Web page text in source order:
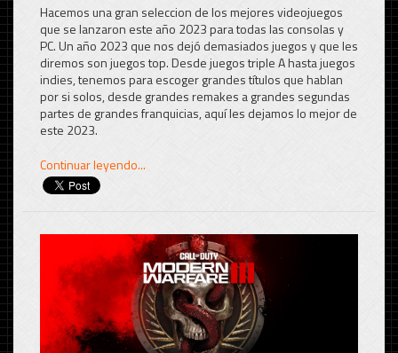
Hacemos una gran seleccion de los mejores videojuegos
que se lanzaron este año 2023 para todas las consolas y
PC. Un año 2023 que nos dejó demasiados juegos y que les
diremos son juegos top. Desde juegos triple A hasta juegos
indies, tenemos para escoger grandes títulos que hablan
por si solos, desde grandes remakes a grandes segundas
partes de grandes franquicias, aquí les dejamos lo mejor de
este 2023.
Continuar leyendo...